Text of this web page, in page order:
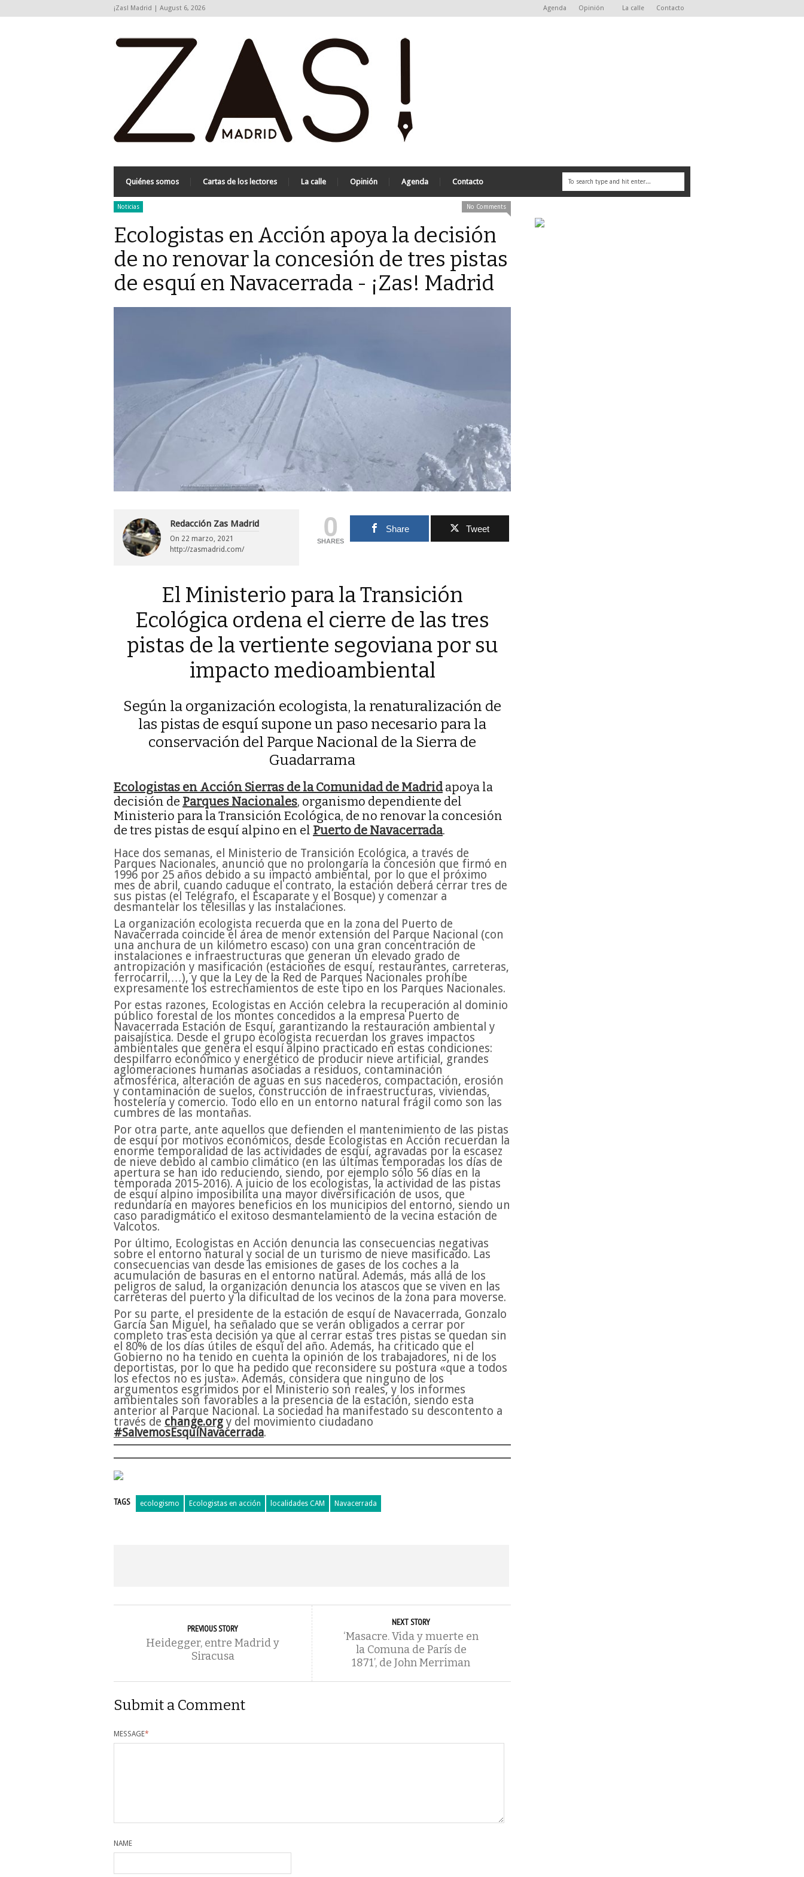
¡Zas! Madrid | August 6, 2026 Agenda Opinión La calle Contacto
Quiénes somos Cartas de los lectores La calle Opinión Agenda Contacto
Noticias No Comments
Ecologistas en Acción apoya la decisión
de no renovar la concesión de tres pistas
de esquí en Navacerrada - ¡Zas! Madrid
Redacción Zas Madrid
On 22 marzo, 2021
http://zasmadrid.com/
0
SHARES
Share Tweet
El Ministerio para la Transición
Ecológica ordena el cierre de las tres
pistas de la vertiente segoviana por su
impacto medioambiental
Según la organización ecologista, la renaturalización de
las pistas de esquí supone un paso necesario para la
conservación del Parque Nacional de la Sierra de
Guadarrama
Ecologistas en Acción Sierras de la Comunidad de Madridapoya la
decisión de Parques Nacionales, organismo dependiente del
Ministerio para la Transición Ecológica, de no renovar la concesión
de tres pistas de esquí alpino en el Puerto de Navacerrada.
Hace dos semanas, el Ministerio de Transición Ecológica, a través de
Parques Nacionales, anunció que no prolongaría la concesión que firmó en
1996 por 25 años debido a su impacto ambiental, por lo que el próximo
mes de abril, cuando caduque el contrato, la estación deberá cerrar tres de
sus pistas (el Telégrafo, el Escaparate y el Bosque) y comenzar a
desmantelar los telesillas y las instalaciones.
La organización ecologista recuerda que en la zona del Puerto de
Navacerrada coincide el área de menor extensión del Parque Nacional (con
una anchura de un kilómetro escaso) con una gran concentración de
instalaciones e infraestructuras que generan un elevado grado de
antropización y masificación (estaciones de esquí, restaurantes, carreteras,
ferrocarril,…), y que la Ley de la Red de Parques Nacionales prohíbe
expresamente los estrechamientos de este tipo en los Parques Nacionales.
Por estas razones, Ecologistas en Acción celebra la recuperación al dominio
público forestal de los montes concedidos a la empresa Puerto de
Navacerrada Estación de Esquí, garantizando la restauración ambiental y
paisajística. Desde el grupo ecologista recuerdan los graves impactos
ambientales que genera el esquí alpino practicado en estas condiciones:
despilfarro económico y energético de producir nieve artificial, grandes
aglomeraciones humanas asociadas a residuos, contaminación
atmosférica, alteración de aguas en sus nacederos, compactación, erosión
y contaminación de suelos, construcción de infraestructuras, viviendas,
hostelería y comercio. Todo ello en un entorno natural frágil como son las
cumbres de las montañas.
Por otra parte, ante aquellos que defienden el mantenimiento de las pistas
de esquí por motivos económicos, desde Ecologistas en Acción recuerdan la
enorme temporalidad de las actividades de esquí, agravadas por la escasez
de nieve debido al cambio climático (en las últimas temporadas los días de
apertura se han ido reduciendo, siendo, por ejemplo sólo 56 días en la
temporada 2015-2016). A juicio de los ecologistas, la actividad de las pistas
de esquí alpino imposibilita una mayor diversificación de usos, que
redundaría en mayores beneficios en los municipios del entorno, siendo un
caso paradigmático el exitoso desmantelamiento de la vecina estación de
Valcotos.
Por último, Ecologistas en Acción denuncia las consecuencias negativas
sobre el entorno natural y social de un turismo de nieve masificado. Las
consecuencias van desde las emisiones de gases de los coches a la
acumulación de basuras en el entorno natural. Además, más allá de los
peligros de salud, la organización denuncia los atascos que se viven en las
carreteras del puerto y la dificultad de los vecinos de la zona para moverse.
Por su parte, el presidente de la estación de esquí de Navacerrada, Gonzalo
García San Miguel, ha señalado que se verán obligados a cerrar por
completo tras esta decisión ya que al cerrar estas tres pistas se quedan sin
el 80% de los días útiles de esquí del año. Además, ha criticado que el
Gobierno no ha tenido en cuenta la opinión de los trabajadores, ni de los
deportistas, por lo que ha pedido que reconsidere su postura «que a todos
los efectos no es justa». Además, considera que ninguno de los
argumentos esgrimidos por el Ministerio son reales, y los informes
ambientales son favorables a la presencia de la estación, siendo esta
anterior al Parque Nacional. La sociedad ha manifestado su descontento a
través de change.org y del movimiento ciudadano
#SalvemosEsquíNavacerrada.
TAGS ecologismo Ecologistas en acción localidades CAM Navacerrada
PREVIOUS STORY
Heidegger, entre Madrid y
Siracusa
NEXT STORY
‘Masacre. Vida y muerte en
la Comuna de París de
1871’, de John Merriman
Submit a Comment
MESSAGE*
NAME